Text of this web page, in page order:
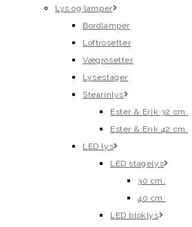
Lys og lamper
Bordlamper
Loftrosetter
Vægrosetter
Lysestager
Stearinlys
Ester & Erik 32 cm.
Ester & Erik 42 cm.
LED lys
LED stagelys
30 cm.
40 cm.
LED bloklys